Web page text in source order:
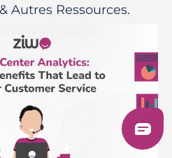
Autres Ressources.